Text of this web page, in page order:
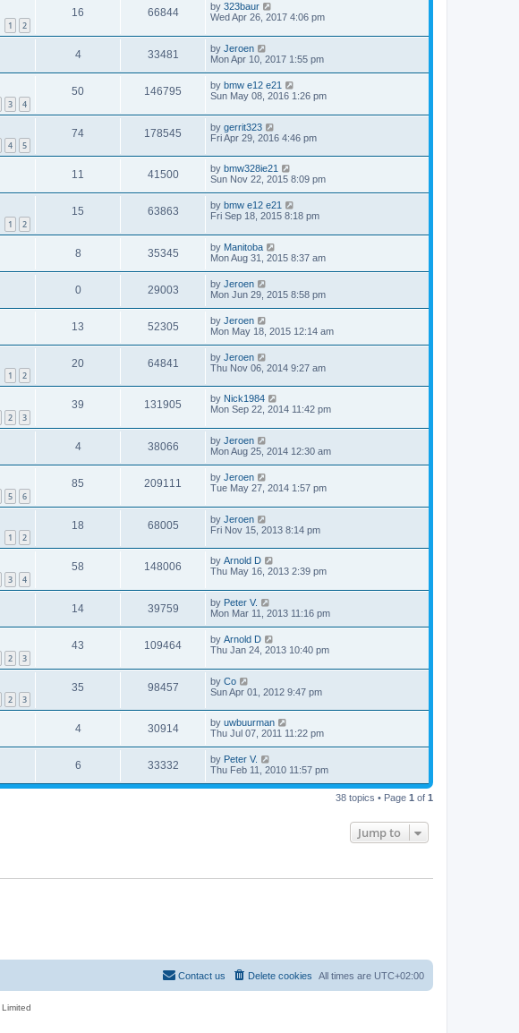
1 2
16 66844 by 323baur
Wed Apr 26, 2017 4:06 pm
4 33481 by Jeroen
Mon Apr 10, 2017 1:55 pm
3 4
50 146795 by bmw e12 e21
Sun May 08, 2016 1:26 pm
4 5
74 178545 by gerrit323
Fri Apr 29, 2016 4:46 pm
11 41500 by bmw328ie21
Sun Nov 22, 2015 8:09 pm
1 2
15 63863 by bmw e12 e21
Fri Sep 18, 2015 8:18 pm
8 35345 by Manitoba
Mon Aug 31, 2015 8:37 am
0 29003 by Jeroen
Mon Jun 29, 2015 8:58 pm
13 52305 by Jeroen
Mon May 18, 2015 12:14 am
1 2
20 64841 by Jeroen
Thu Nov 06, 2014 9:27 am
2 3
39 131905 by Nick1984
Mon Sep 22, 2014 11:42 pm
4 38066 by Jeroen
Mon Aug 25, 2014 12:30 am
5 6
85 209111 by Jeroen
Tue May 27, 2014 1:57 pm
1 2
18 68005 by Jeroen
Fri Nov 15, 2013 8:14 pm
3 4
58 148006 by Arnold D
Thu May 16, 2013 2:39 pm
14 39759 by Peter V.
Mon Mar 11, 2013 11:16 pm
2 3
43 109464 by Arnold D
Thu Jan 24, 2013 10:40 pm
2 3
35 98457 by Co
Sun Apr 01, 2012 9:47 pm
4 30914 by uwbuurman
Thu Jul 07, 2011 11:22 pm
6 33332 by Peter V.
Thu Feb 11, 2010 11:57 pm
38 topics • Page 1 of 1
Jump to
All times are UTC+02:00
Delete cookies
Contact us